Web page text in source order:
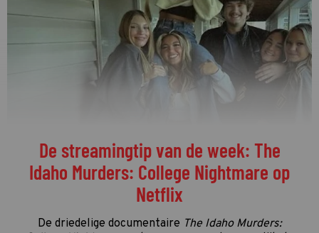
De streamingtip van de week: The
Idaho Murders: College Nightmare op
Netflix
De driedelige documentaire The Idaho Murders: